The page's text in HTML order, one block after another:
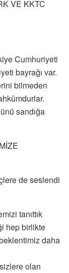
VE KKTC
Cumhuriyeti
bayrağı var.
bilmeden
sandığa
de seslendi
tanıttık
hep birlikte
daha
olan